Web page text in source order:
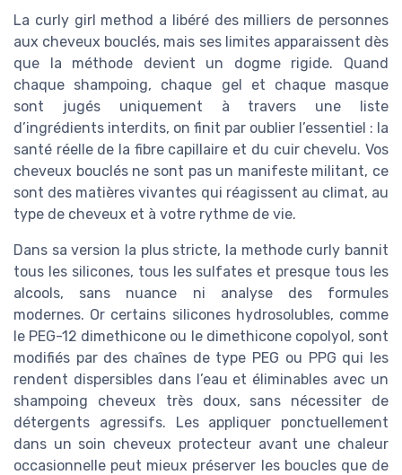
La curly girl method a libéré des milliers de personnes
aux cheveux bouclés, mais ses limites apparaissent dès
que la méthode devient un dogme rigide. Quand
chaque shampoing, chaque gel et chaque masque
sont jugés uniquement à travers une liste
d’ingrédients interdits, on finit par oublier l’essentiel : la
santé réelle de la fibre capillaire et du cuir chevelu. Vos
cheveux bouclés ne sont pas un manifeste militant, ce
sont des matières vivantes qui réagissent au climat, au
type de cheveux et à votre rythme de vie.
Dans sa version la plus stricte, la methode curly bannit
tous les silicones, tous les sulfates et presque tous les
alcools, sans nuance ni analyse des formules
modernes. Or certains silicones hydrosolubles, comme
le PEG-12 dimethicone ou le dimethicone copolyol, sont
modifiés par des chaînes de type PEG ou PPG qui les
rendent dispersibles dans l’eau et éliminables avec un
shampoing cheveux très doux, sans nécessiter de
détergents agressifs. Les appliquer ponctuellement
dans un soin cheveux protecteur avant une chaleur
occasionnelle peut mieux préserver les boucles que de